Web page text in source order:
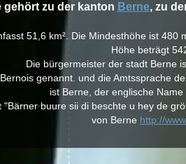
gehört zu der kanton Berne, zu
51,6 km². Die Mindesthöhe ist
Höhe beträgt
Die bürgermeister der stadt Berne
genannt. und die Amtssprache
ist Berne, der englische Name
"Bärner buure sii di beschte u hey de
von Berne http://